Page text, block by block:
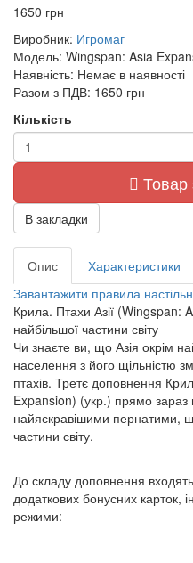
1650 грн
Виробник: Игромаг
Модель: Wingspan: Asia
Наявність: Немає в наявності
Разом з ПДВ: 1650 грн
Кількість
Товар
В закладки
Опис Характеристики
Завантажити правила
Крила. Птахи Азії (Wingspan:
найбільшої частини світу
Чи знаєте ви, що Азія окрім
населення з його щільністю
птахів. Третє доповнення
Expansion) (укр.) прямо зараз
найяскравішими пернатими,
частини світу.
До складу доповнення
додаткових бонусних карток,
режими: